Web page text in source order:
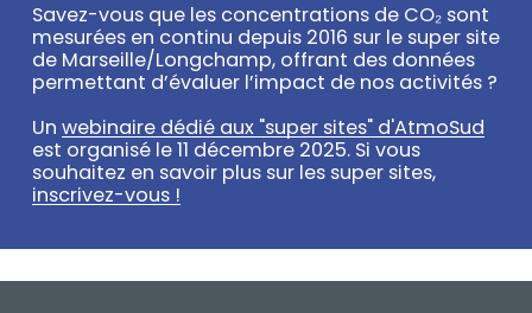
Texte
Savez-vous que les concentrations de CO₂ sont
mesurées en continu depuis 2016 sur le super site
de Marseille/Longchamp, offrant des données
permettant d’évaluer l’impact de nos activités ?
Un webinaire dédié aux "super sites" d'AtmoSud
est organisé le 11 décembre 2025. Si vous
souhaitez en savoir plus sur les super sites,
inscrivez-vous !